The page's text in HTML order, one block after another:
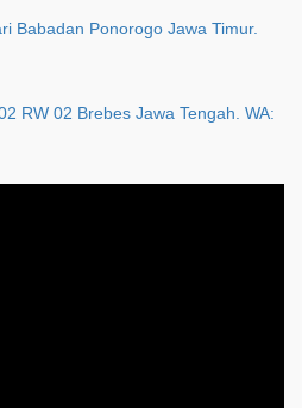
Babadan Ponorogo Jawa Timur.
RW 02 Brebes Jawa Tengah. WA: